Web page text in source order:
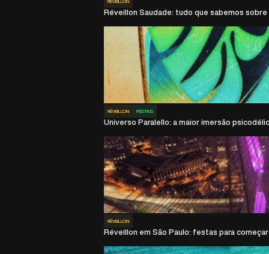
RÉVEILLON
Réveillon Saudade: tudo que sabemos
RÉVEILLON FESTAS
Universo Paralello: a maior imersão
RÉVEILLON
Réveillon em São Paulo: festas para